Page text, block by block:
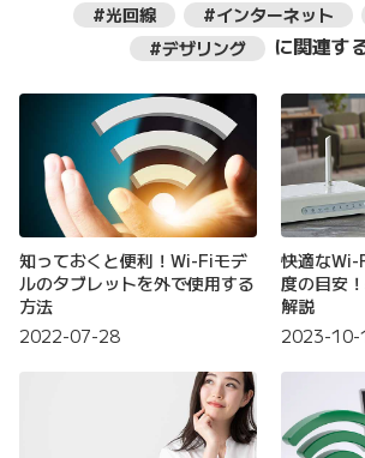
#光回線 #インターネット
#デザリング
に関連す
知っておくと便利！Wi-Fiモデ
ルのタブレットを外で使用する
方法
2022-07-28
快適なWi-
度の目安
解説
2023-10-